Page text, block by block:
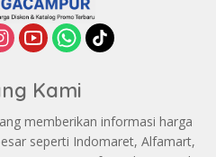
Kami
memberikan informasi harga
seperti Indomaret, Alfamart,